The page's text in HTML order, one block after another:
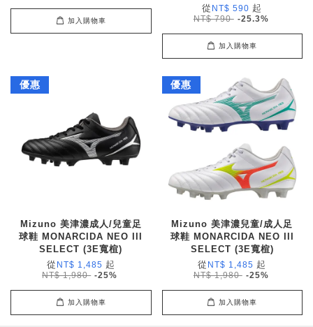
加入購物車
從 NT$ 590 起
NT$ 790 -25.3%
加入購物車
優惠
Mizuno 美津濃成人/兒童足
球鞋 MONARCIDA NEO III
SELECT (3E寬楦)
從 NT$ 1,485 起
NT$ 1,980 -25%
加入購物車
優惠
Mizuno 美津濃兒童/成人足
球鞋 MONARCIDA NEO III
SELECT (3E寬楦)
從 NT$ 1,485 起
NT$ 1,980 -25%
加入購物車